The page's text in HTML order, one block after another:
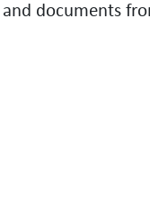
documents